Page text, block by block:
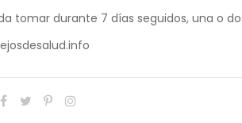
tomar durante 7 días seguidos, una o